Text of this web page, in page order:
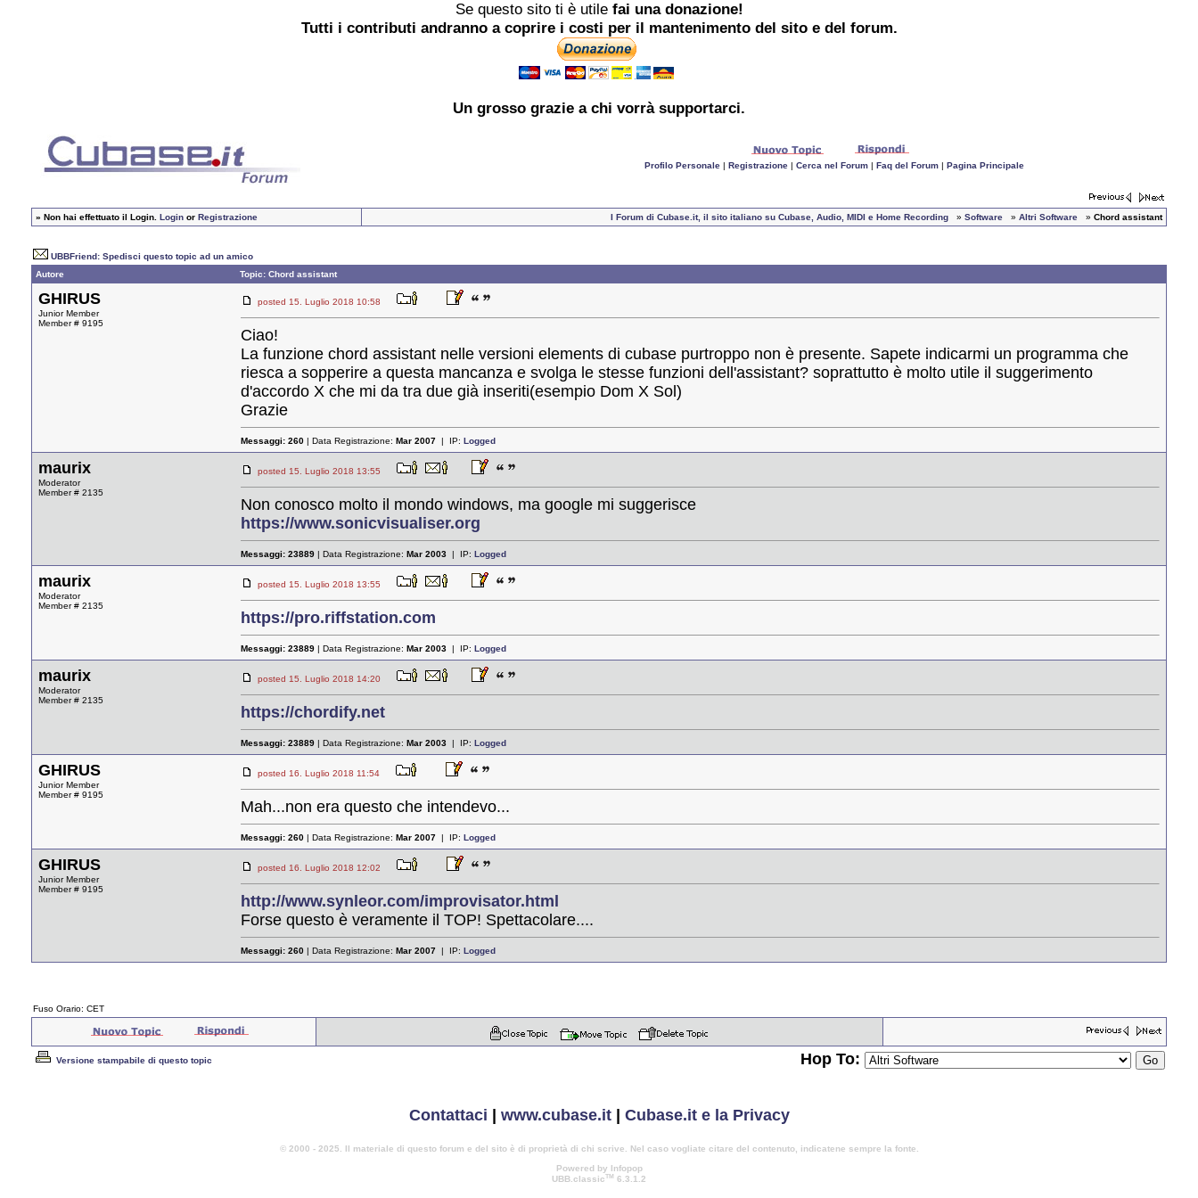
Se questo sito ti è utile fai una donazione!
Tutti i contributi andranno a coprire i costi per il mantenimento del sito e del forum.
Un grosso grazie a chi vorrà supportarci.
Profilo Personale| Registrazione| Cerca nel Forum| Faq del Forum| Pagina Principale
» Non hai effettuato il Login. Login or Registrazione I Forum di Cubase.it, il sito italiano su Cubase, Audio, MIDI e Home Recording » Software » Altri Software » Chord assistant
UBBFriend: Spedisci questo topic ad un amico
Autore
Topic: Chord assistant
GHIRUS
Junior Member
Member # 9195
posted 15. Luglio 2018 10:58
Ciao!
La funzione chord assistant nelle versioni elements di cubase purtroppo non è presente. Sapete indicarmi un programma che
riesca a sopperire a questa mancanza e svolga le stesse funzioni dell'assistant? soprattutto è molto utile il suggerimento
d'accordo X che mi da tra due già inseriti(esempio Dom X Sol)
Grazie
Messaggi: 260 | Data Registrazione: Mar 2007 | IP: Logged
maurix
Moderator
Member # 2135
posted 15. Luglio 2018 13:55
Non conosco molto il mondo windows, ma google mi suggerisce
https://www.sonicvisualiser.org
Messaggi: 23889 | Data Registrazione: Mar 2003 | IP: Logged
maurix
Moderator
Member # 2135
posted 15. Luglio 2018 13:55
https://pro.riffstation.com
Messaggi: 23889 | Data Registrazione: Mar 2003 | IP: Logged
maurix
Moderator
Member # 2135
posted 15. Luglio 2018 14:20
https://chordify.net
Messaggi: 23889 | Data Registrazione: Mar 2003 | IP: Logged
GHIRUS
Junior Member
Member # 9195
posted 16. Luglio 2018 11:54
Mah...non era questo che intendevo...
Messaggi: 260 | Data Registrazione: Mar 2007 | IP: Logged
GHIRUS
Junior Member
Member # 9195
posted 16. Luglio 2018 12:02
http://www.synleor.com/improvisator.html
Forse questo è veramente il TOP! Spettacolare....
Messaggi: 260 | Data Registrazione: Mar 2007 | IP: Logged
Fuso Orario: CET
Versione stampabile di questo topic Hop To:
Contattaci www.cubase.it| Cubase.it e la Privacy
© 2000 - 2025. Il materiale di questo forum e del sito è di proprietà di chi scrive. Nel caso vogliate citare del contenuto, indicatene sempre la fonte.
Powered by Infopop
UBB.classicTM 6.3.1.2